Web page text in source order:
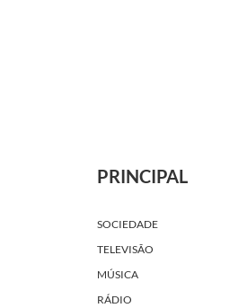
PRINCIPAL
SOCIEDADE
TELEVISÃO
MÚSICA
RÁDIO